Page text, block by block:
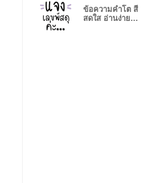
ข้อความคำโต สี
สดใส อ่านง่าย